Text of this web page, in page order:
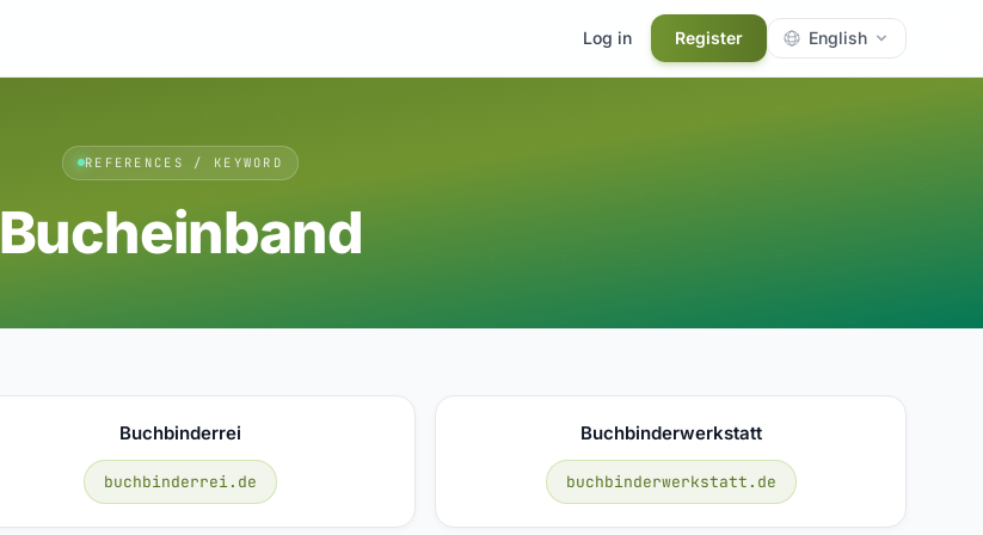
Log in Register English
REFERENCES / KEYWORD
Bucheinband
Buchbinderrei
buchbinderrei.de
Buchbinderwerkstatt
buchbinderwerkstatt.de